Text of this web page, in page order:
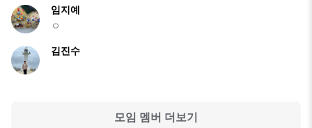
임지예
ㅇ
김진수
모임 멤버 더보기